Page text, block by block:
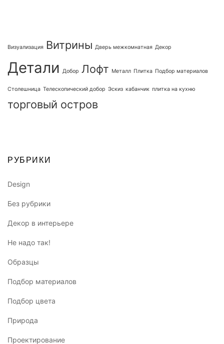
Визуализация Витрины Дверь межкомнатная Декор
Детали Добор Лофт Металл Плитка Подбор материалов
Столешница Телескопический добор Эскиз кабанчик плитка на кухню
торговый остров
РУБРИКИ
Design
Без рубрики
Декор в интерьере
Не надо так!
Образцы
Подбор материалов
Подбор цвета
Природа
Проектирование